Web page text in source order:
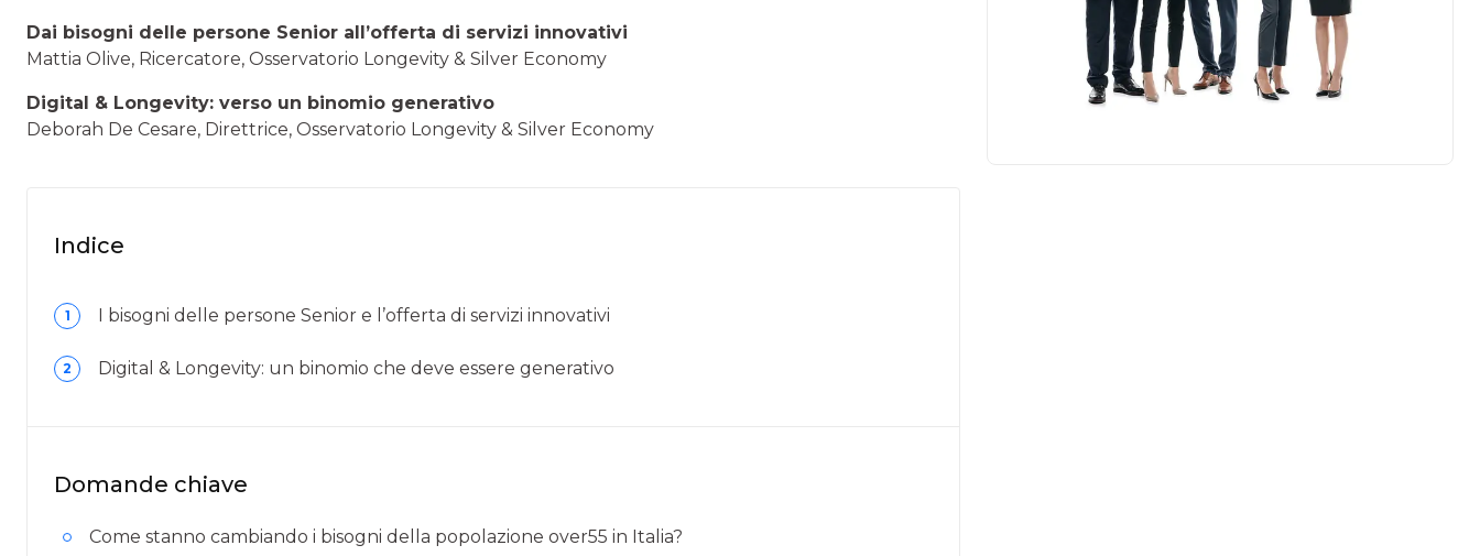
Dai bisogni delle persone Senior all’offerta di servizi innovativi
Mattia Olive, Ricercatore, Osservatorio Longevity & Silver Economy
Digital & Longevity: verso un binomio generativo
Deborah De Cesare, Direttrice, Osservatorio Longevity & Silver Economy
Indice
1 I bisogni delle persone Senior e l’offerta di servizi innovativi
2 Digital & Longevity: un binomio che deve essere generativo
Domande chiave
Come stanno cambiando i bisogni della popolazione over55 in Italia?